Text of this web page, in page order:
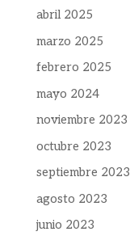
abril 2025
marzo 2025
febrero 2025
mayo 2024
noviembre 2023
octubre 2023
septiembre 2023
agosto 2023
junio 2023